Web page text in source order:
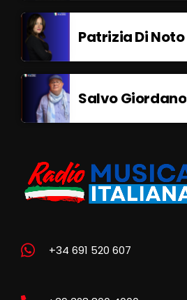
Patrizia Di Noto
Salvo Giordano
+34 691 520 607